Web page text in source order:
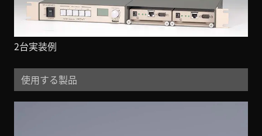
2台実装例
使用する製品